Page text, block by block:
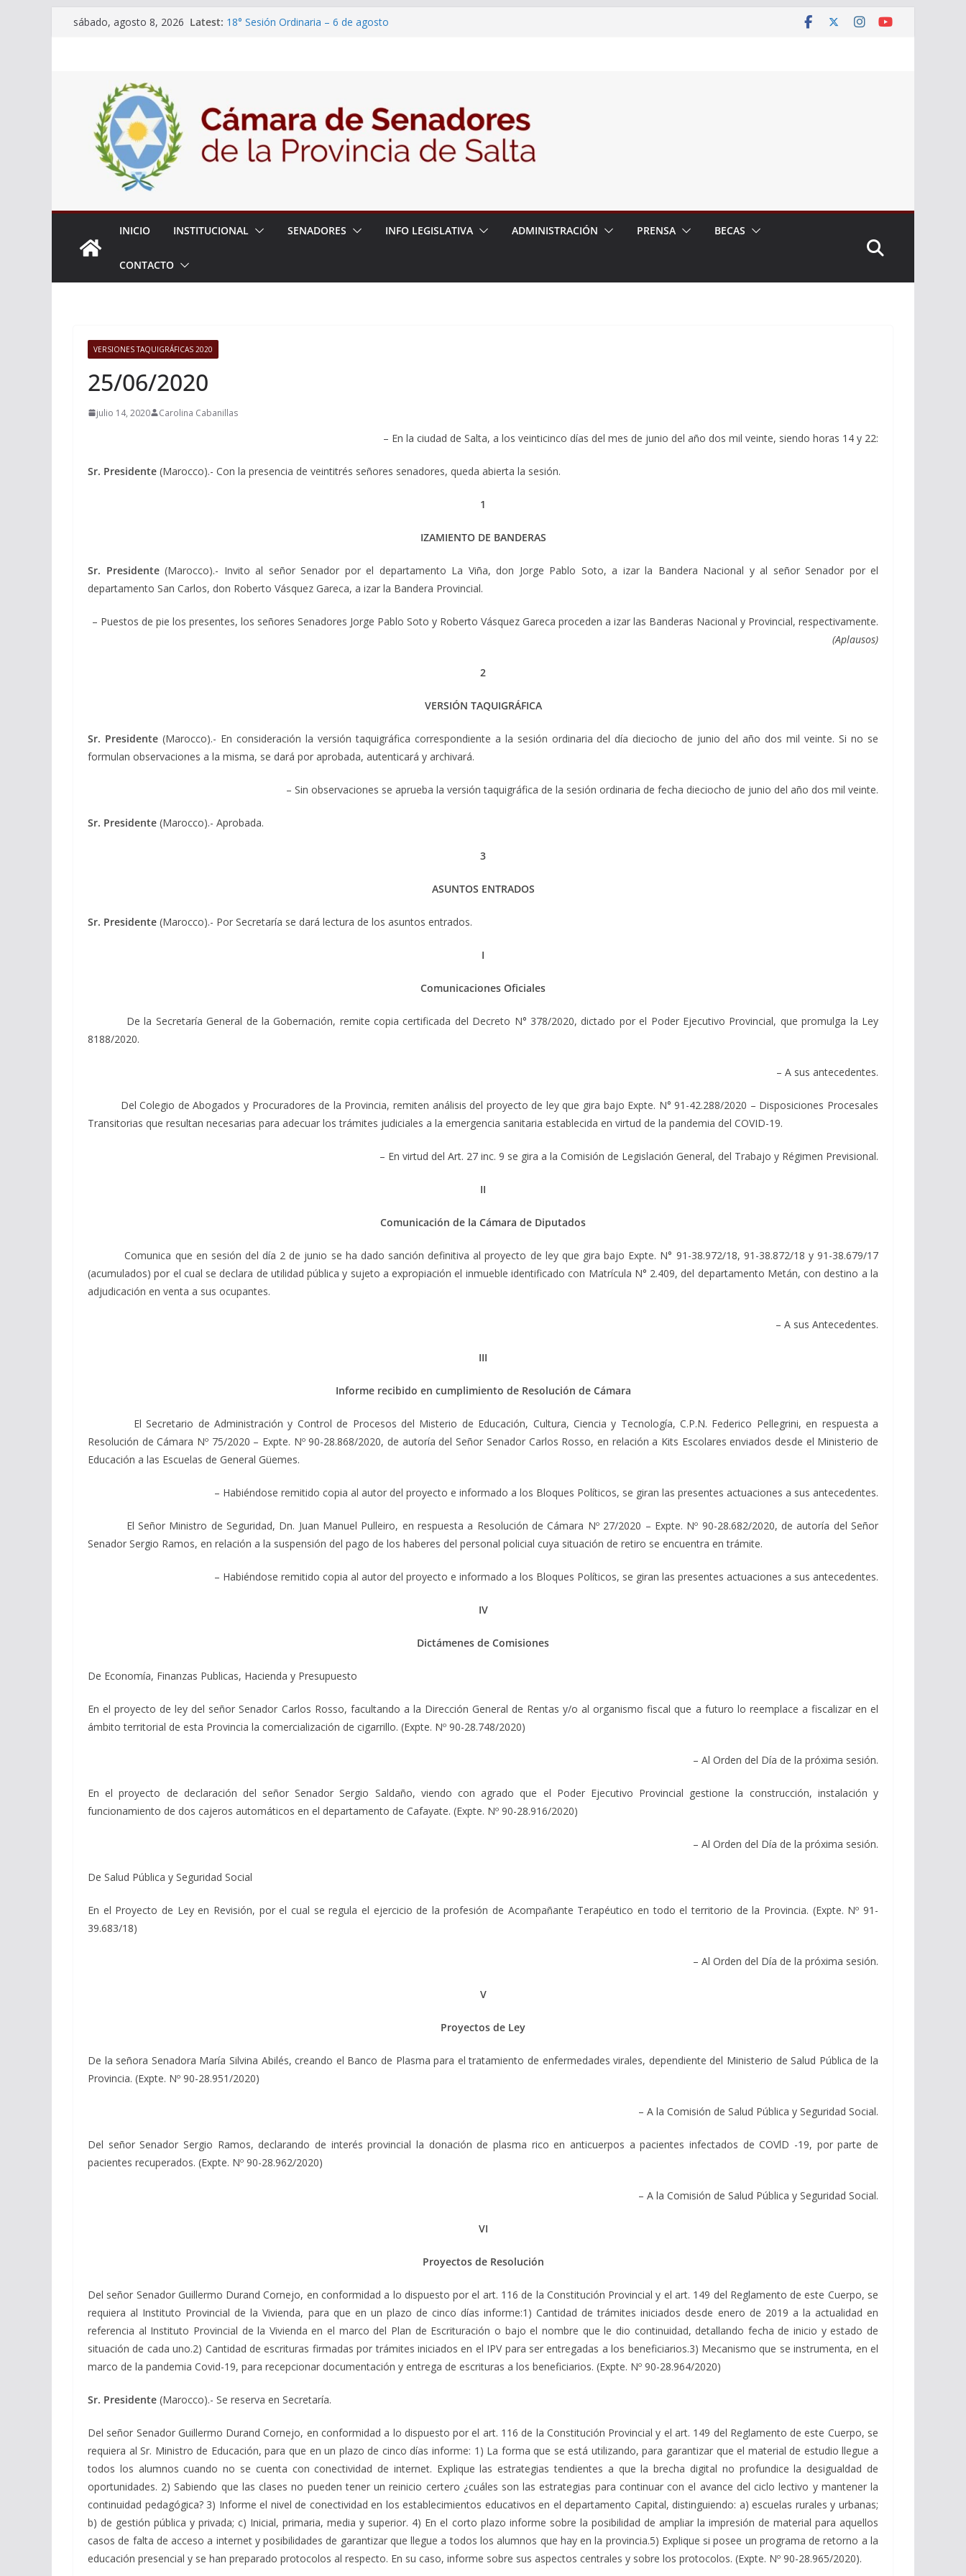
sábado, agosto 8, 2026 Latest: 18° Sesión Ordinaria – 6 de agosto
Expte. Nº 90-34.516/2026 – 06/08/26 – Créase el Ente Salteño
de Protección y Control Vegetal
INICIO INSTITUCIONAL SENADORES INFO LEGISLATIVA ADMINISTRACIÓN PRENSA BECAS
CONTACTO
VERSIONES TAQUIGRÁFICAS 2020
25/06/2020
julio 14, 2020 Carolina Cabanillas
– En la ciudad de Salta, a los veinticinco días del mes de junio del año dos mil veinte, siendo horas 14 y 22:
Sr. Presidente (Marocco).- Con la presencia de veintitrés señores senadores, queda abierta la sesión.
1
IZAMIENTO DE BANDERAS
Sr. Presidente(Marocco).- Invito al señor Senador por el departamento La Viña, don Jorge Pablo Soto, a izar la Bandera Nacional y al señor Senador por el
departamento San Carlos, don Roberto Vásquez Gareca, a izar la Bandera Provincial.
– Puestos de pie los presentes, los señores Senadores Jorge Pablo Soto y Roberto Vásquez Gareca proceden a izar las Banderas Nacional y Provincial, respectivamente.
(Aplausos)
2
VERSIÓN TAQUIGRÁFICA
Sr. Presidente(Marocco).- En consideración la versión taquigráfica correspondiente a la sesión ordinaria del día dieciocho de junio del año dos mil veinte. Si no se
formulan observaciones a la misma, se dará por aprobada, autenticará y archivará.
– Sin observaciones se aprueba la versión taquigráfica de la sesión ordinaria de fecha dieciocho de junio del año dos mil veinte.
Sr. Presidente (Marocco).- Aprobada.
3
ASUNTOS ENTRADOS
Sr. Presidente (Marocco).- Por Secretaría se dará lectura de los asuntos entrados.
I
Comunicaciones Oficiales
De la Secretaría General de la Gobernación, remite copia certificada del Decreto N° 378/2020, dictado por el Poder Ejecutivo Provincial, que promulga la Ley
8188/2020.
– A sus antecedentes.
Del Colegio de Abogados y Procuradores de la Provincia, remiten análisis del proyecto de ley que gira bajo Expte. N° 91-42.288/2020 – Disposiciones Procesales
Transitorias que resultan necesarias para adecuar los trámites judiciales a la emergencia sanitaria establecida en virtud de la pandemia del COVID-19.
– En virtud del Art. 27 inc. 9 se gira a la Comisión de Legislación General, del Trabajo y Régimen Previsional.
II
Comunicación de la Cámara de Diputados
Comunica que en sesión del día 2 de junio se ha dado sanción definitiva al proyecto de ley que gira bajo Expte. N° 91-38.972/18, 91-38.872/18 y 91-38.679/17
(acumulados) por el cual se declara de utilidad pública y sujeto a expropiación el inmueble identificado con Matrícula N° 2.409, del departamento Metán, con destino a la
adjudicación en venta a sus ocupantes.
– A sus Antecedentes.
III
Informe recibido en cumplimiento de Resolución de Cámara
El Secretario de Administración y Control de Procesos del Misterio de Educación, Cultura, Ciencia y Tecnología, C.P.N. Federico Pellegrini, en respuesta a
Resolución de Cámara Nº 75/2020 – Expte. Nº 90-28.868/2020, de autoría del Señor Senador Carlos Rosso, en relación a Kits Escolares enviados desde el Ministerio de
Educación a las Escuelas de General Güemes.
– Habiéndose remitido copia al autor del proyecto e informado a los Bloques Políticos, se giran las presentes actuaciones a sus antecedentes.
El Señor Ministro de Seguridad, Dn. Juan Manuel Pulleiro, en respuesta a Resolución de Cámara Nº 27/2020 – Expte. Nº 90-28.682/2020, de autoría del Señor
Senador Sergio Ramos, en relación a la suspensión del pago de los haberes del personal policial cuya situación de retiro se encuentra en trámite.
– Habiéndose remitido copia al autor del proyecto e informado a los Bloques Políticos, se giran las presentes actuaciones a sus antecedentes.
IV
Dictámenes de Comisiones
De Economía, Finanzas Publicas, Hacienda y Presupuesto
En el proyecto de ley del señor Senador Carlos Rosso, facultando a la Dirección General de Rentas y/o al organismo fiscal que a futuro lo reemplace a fiscalizar en el
ámbito territorial de esta Provincia la comercialización de cigarrillo. (Expte. Nº 90-28.748/2020)
– Al Orden del Día de la próxima sesión.
En el proyecto de declaración del señor Senador Sergio Saldaño, viendo con agrado que el Poder Ejecutivo Provincial gestione la construcción, instalación y
funcionamiento de dos cajeros automáticos en el departamento de Cafayate. (Expte. Nº 90-28.916/2020)
– Al Orden del Día de la próxima sesión.
De Salud Pública y Seguridad Social
En el Proyecto de Ley en Revisión, por el cual se regula el ejercicio de la profesión de Acompañante Terapéutico en todo el territorio de la Provincia. (Expte. Nº 91-
39.683/18)
– Al Orden del Día de la próxima sesión.
V
Proyectos de Ley
De la señora Senadora María Silvina Abilés, creando el Banco de Plasma para el tratamiento de enfermedades virales, dependiente del Ministerio de Salud Pública de la
Provincia. (Expte. Nº 90-28.951/2020)
– A la Comisión de Salud Pública y Seguridad Social.
Del señor Senador Sergio Ramos, declarando de interés provincial la donación de plasma rico en anticuerpos a pacientes infectados de COVlD -19, por parte de
pacientes recuperados. (Expte. Nº 90-28.962/2020)
– A la Comisión de Salud Pública y Seguridad Social.
VI
Proyectos de Resolución
Del señor Senador Guillermo Durand Cornejo, en conformidad a lo dispuesto por el art. 116 de la Constitución Provincial y el art. 149 del Reglamento de este Cuerpo, se
requiera al Instituto Provincial de la Vivienda, para que en un plazo de cinco días informe:1) Cantidad de trámites iniciados desde enero de 2019 a la actualidad en
referencia al Instituto Provincial de la Vivienda en el marco del Plan de Escrituración o bajo el nombre que le dio continuidad, detallando fecha de inicio y estado de
situación de cada uno.2) Cantidad de escrituras firmadas por trámites iniciados en el IPV para ser entregadas a los beneficiarios.3) Mecanismo que se instrumenta, en el
marco de la pandemia Covid-19, para recepcionar documentación y entrega de escrituras a los beneficiarios. (Expte. Nº 90-28.964/2020)
Sr. Presidente (Marocco).- Se reserva en Secretaría.
Del señor Senador Guillermo Durand Cornejo, en conformidad a lo dispuesto por el art. 116 de la Constitución Provincial y el art. 149 del Reglamento de este Cuerpo, se
requiera al Sr. Ministro de Educación, para que en un plazo de cinco días informe: 1) La forma que se está utilizando, para garantizar que el material de estudio llegue a
todos los alumnos cuando no se cuenta con conectividad de internet. Explique las estrategias tendientes a que la brecha digital no profundice la desigualdad de
oportunidades. 2) Sabiendo que las clases no pueden tener un reinicio certero ¿cuáles son las estrategias para continuar con el avance del ciclo lectivo y mantener la
continuidad pedagógica? 3) Informe el nivel de conectividad en los establecimientos educativos en el departamento Capital, distinguiendo: a) escuelas rurales y urbanas;
b) de gestión pública y privada; c) Inicial, primaria, media y superior. 4) En el corto plazo informe sobre la posibilidad de ampliar la impresión de material para aquellos
casos de falta de acceso a internet y posibilidades de garantizar que llegue a todos los alumnos que hay en la provincia.5) Explique si posee un programa de retorno a la
educación presencial y se han preparado protocolos al respecto. En su caso, informe sobre sus aspectos centrales y sobre los protocolos. (Expte. Nº 90-28.965/2020).